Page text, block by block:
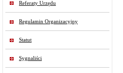
Referaty Urzędu
Regulamin Organizacyjny
Statut
Sygnaliści